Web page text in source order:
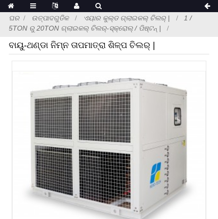
ଘର ଉତ୍ପାଦଗୁଡିକ ଏୟାର କୁଲ୍ଡ ଗ୍ଲାଇକଲ୍ ଚିଲର୍ |
1 /
5TON ରୁ 20TON ଗ୍ଲାଇକଲ୍ ଚିଲର୍-ସ୍କ୍ରୋଲ୍ / ପିଷ୍ଟନ୍ |
ବାୟୁ-ଥଣ୍ଡା ନିମ୍ନ ତାପମାତ୍ରା ଶିଳ୍ପ ଚିଲର୍ |